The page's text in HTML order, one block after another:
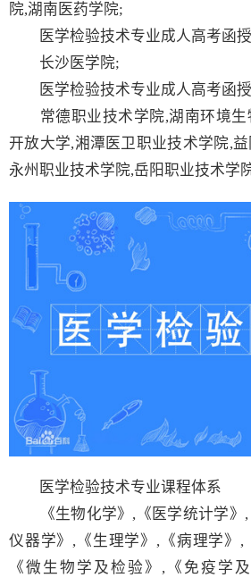
院,湖南医药学院;
医学检验技术专业成人高考函
长沙医学院;
医学检验技术专业成人高考函
常德职业技术学院,湖南环境生
开放大学,湘潭医卫职业技术学院,
永州职业技术学院,岳阳职业技术学
医学检验技术专业课程体系
《生物化学》,《医学统计学》,
仪器学》,《生理学》,《病理学》,
《微生物学及检验》,《免疫学